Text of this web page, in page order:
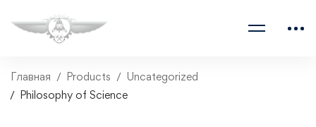
Главная Products
Uncategorized
Philosophy of Science